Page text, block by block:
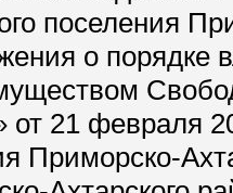
поселения
о порядке
от 21 февраля
Приморско-